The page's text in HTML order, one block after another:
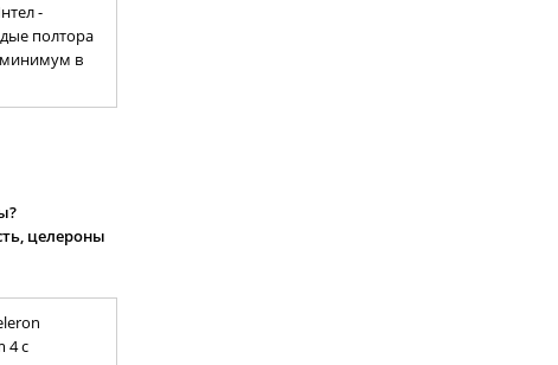
-
полтора
минимум в
целероны
4 с